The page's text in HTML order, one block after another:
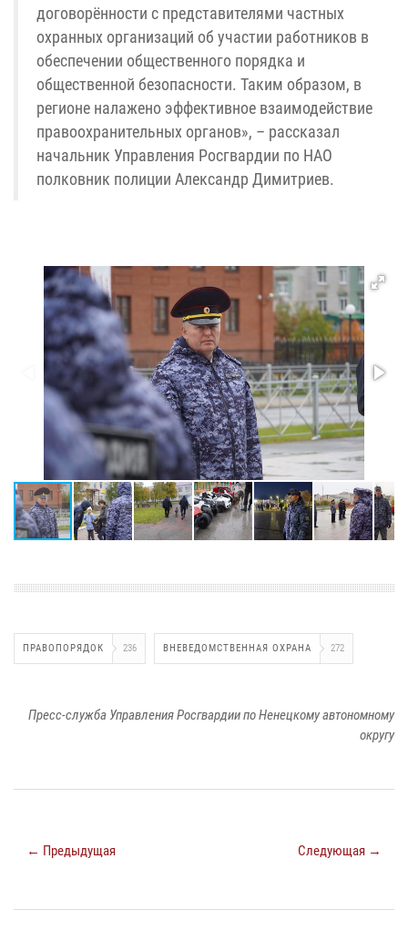
договорённости с представителями частных
охранных организаций об участии работников в
обеспечении общественного порядка и
общественной безопасности. Таким образом, в
регионе налажено эффективное взаимодействие
правоохранительных органов», – рассказал
начальник Управления Росгвардии по НАО
полковник полиции Александр Димитриев.
ПРАВОПОРЯДОК 236 ВНЕВЕДОМСТВЕННАЯ ОХРАНА 272
Пресс-служба Управления Росгвардии по Ненецкому автономному
округу
← Предыдущая Следующая →